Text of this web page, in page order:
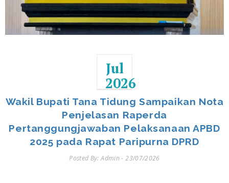
Jul
2026
Wakil Bupati Tana Tidung Sampaikan Nota
Penjelasan Raperda
Pertanggungjawaban Pelaksanaan APBD
2025 pada Rapat Paripurna DPRD
Posted By: Admin - 23/07/2026